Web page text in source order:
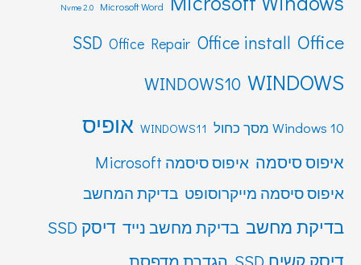
Microsoft Word
Nvme 2.0
Office
Office install
Office Repair
SSD
WINDOWS
WINDOWS10
Windows 10 מסך כחול WINDOWS11 אופיס
איפוס סיסמה איפוס סיסמה Microsoft
איפוס סיסמה מייקרוסופט בדיקת המחשב
בדיקת מחשב בדיקת מחשב נייד דיסק SSD
הגדרת מדפסת